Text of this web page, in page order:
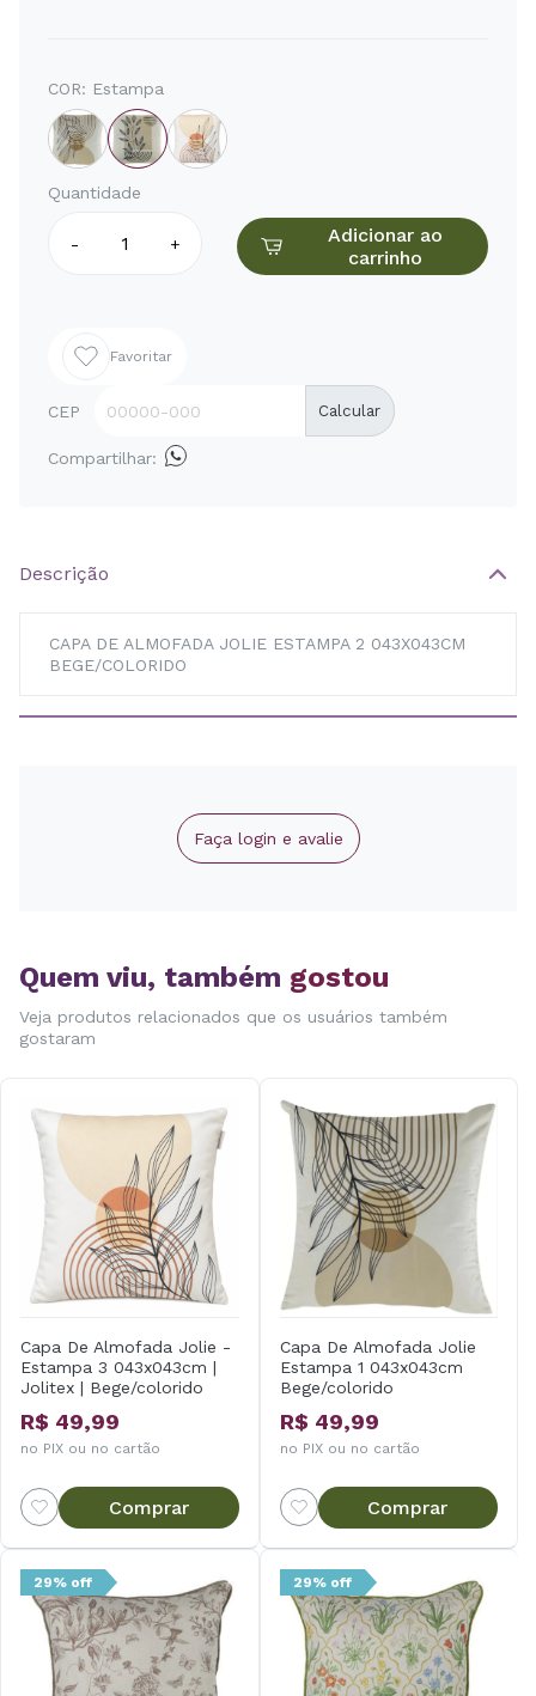
COR: Estampa
Quantidade
- +
Adicionar ao
carrinho
Favoritar
CEP Calcular
Compartilhar:
Descrição
CAPA DE ALMOFADA JOLIE ESTAMPA 2 043X043CM
BEGE/COLORIDO
Faça login e avalie
Quem viu, também gostou
Veja produtos relacionados que os usuários também
gostaram
Capa De Almofada Jolie -
Estampa 3 043x043cm |
Jolitex | Bege/colorido
R$ 49,99
no PIX ou no cartão
Comprar
Capa De Almofada Jolie
Estampa 1 043x043cm
Bege/colorido
R$ 49,99
no PIX ou no cartão
Comprar
29% off 29% off